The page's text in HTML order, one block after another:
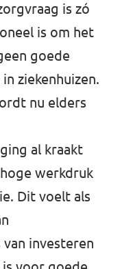
is zó
is om het
goede
ziekenhuizen.
nu elders
al kraakt
werkdruk
Dit voelt als
investeren